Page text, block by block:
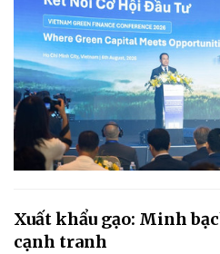
Xuất khẩu gạo: Minh
cạnh tranh